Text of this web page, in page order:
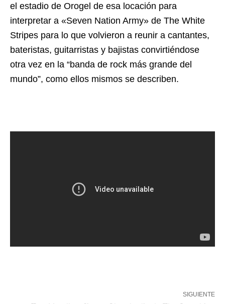
el estadio de Orogel de esa locación para
interpretar a «Seven Nation Army» de The White
Stripes para lo que volvieron a reunir a cantantes,
bateristas, guitarristas y bajistas convirtiéndose
otra vez en la “banda de rock más grande del
mundo”, como ellos mismos se describen.
SIGUIENTE